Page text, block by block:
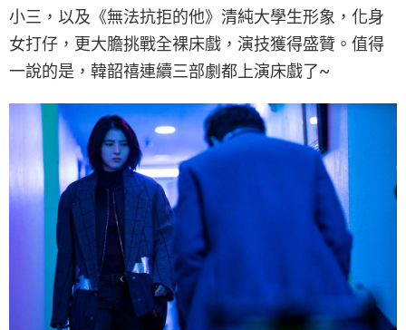
小三，以及《無法抗拒的他》清純大學生形象，化身
女打仔，更大膽挑戰全裸床戲，演技獲得盛贊。值得
一說的是，韓韶禧連續三部劇都上演床戲了~